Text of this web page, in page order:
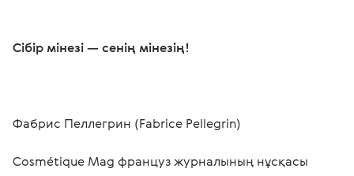
Сібір мінезі — сенің мінезің!
Фабрис Пеллегрин (Fabrice Pellegrin)
Cosmétique Mag француз журналының нұсқасы